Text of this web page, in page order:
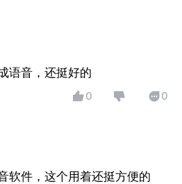
语音，还挺好的
0 0
软件，这个用着还挺方便的